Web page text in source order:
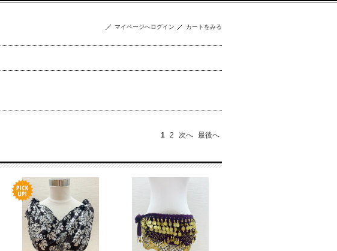
マイページへログイン カートをみる
1 2 次へ 最後へ